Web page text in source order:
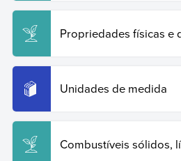
latente.
em: https://www.ejemplos.co/br/
sensivel-e-latente/. Acesso em:
Copy Quote
Propriedades físicas e
Unidades de medida
Combustíveis sólidos,